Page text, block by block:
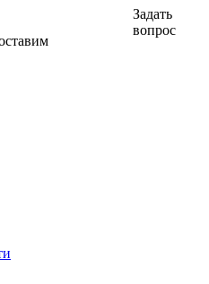
Задать
вопрос